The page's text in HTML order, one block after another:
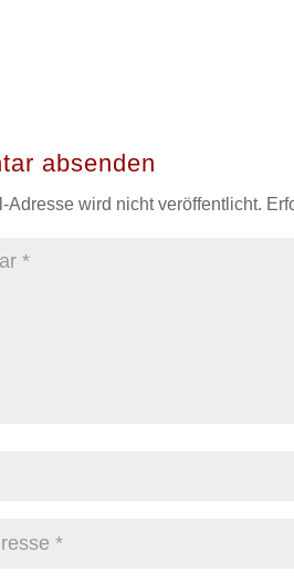
absenden
Adresse wird nicht veröffentlicht.